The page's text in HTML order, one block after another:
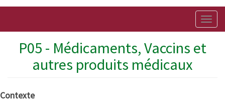
P05 - Médicaments, Vaccins et
autres produits médicaux
Contexte